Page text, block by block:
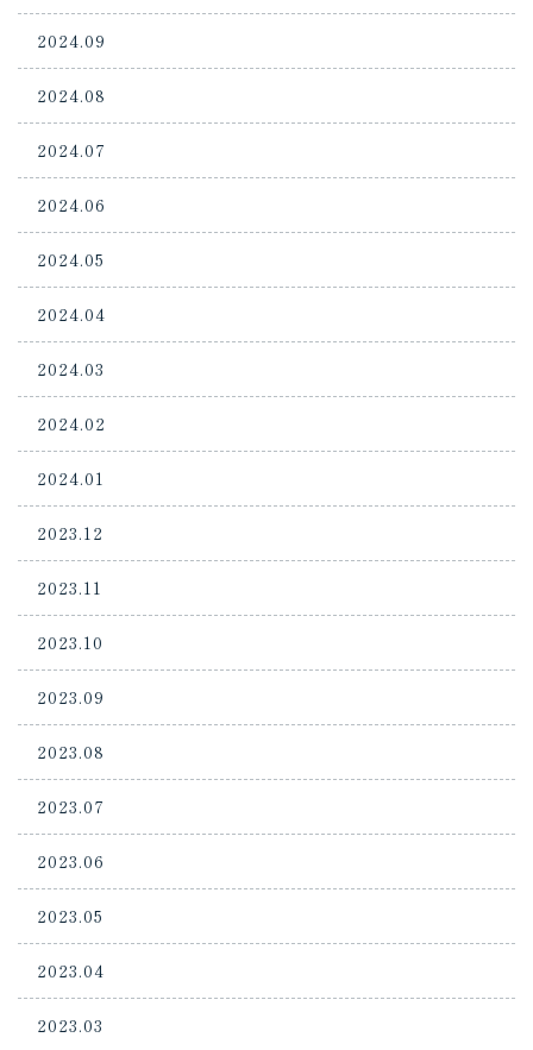
2024.09
2024.08
2024.07
2024.06
2024.05
2024.04
2024.03
2024.02
2024.01
2023.12
2023.11
2023.10
2023.09
2023.08
2023.07
2023.06
2023.05
2023.04
2023.03